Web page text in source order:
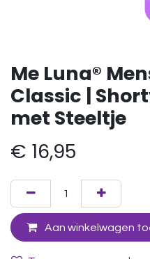
Me Luna®
Classic |
met Steeltje
€ 16,95
Aan winkelwagen